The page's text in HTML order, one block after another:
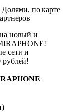
по карте
новый и
сети и
рублей!
: